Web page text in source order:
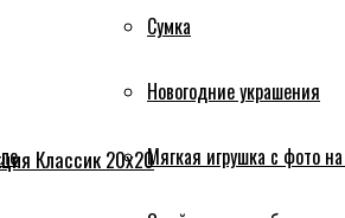
Классик 20x20
Сумка
Новогодние украшения
Мягкая игрушка с фото